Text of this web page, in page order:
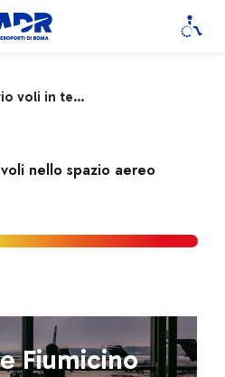
Orario voli in tempo reale
nello spazio aereo
Fiumicino